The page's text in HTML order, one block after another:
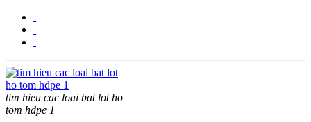
tim hieu cac loai bat lot ho
tom hdpe 1